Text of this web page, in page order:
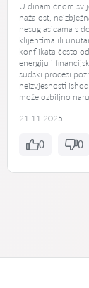
U dinamičnom
nažalost,
nesuglasicama s
klijentima ili
konflikata često
energiju i
sudski procesi
neizvjesnosti
može ozbiljno
21.11.2025
0 0